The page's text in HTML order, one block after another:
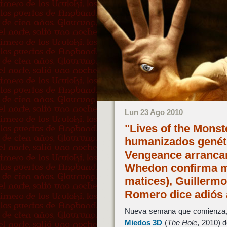
Lun 23 Ago 2010
"Lives of the
humanizados
Vengeance
Whedon confirma
matices),
Romero dice
Nueva semana que
Miedos 3D (The Hole, 2010)